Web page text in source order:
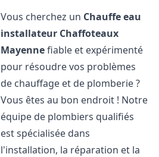
Vous cherchez un Chauffe eau
installateur Chaffoteaux
Mayennefiable et expérimenté
pour résoudre vos problèmes
de chauffage et de plomberie ?
Vous êtes au bon endroit ! Notre
équipe de plombiers qualifiés
est spécialisée dans
l'installation, la réparation et la